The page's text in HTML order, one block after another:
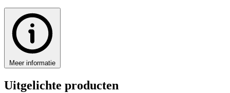
Meer informatie
Uitgelichte producten